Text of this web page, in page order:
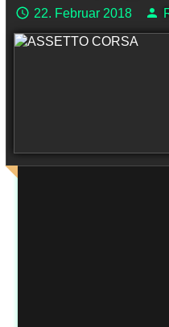
22. Februar 2018